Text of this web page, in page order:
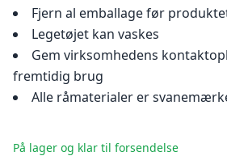
Fjern al emballage før
Legetøjet kan vaskes
Gem virksomhedens
fremtidig brug
Alle råmaterialer er
På lager og klar til forsendelse